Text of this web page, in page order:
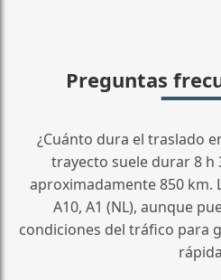
Preguntas
¿Cuánto dura el traslado
trayecto suele durar 8
aproximadamente 850 km.
A10, A1 (NL), aunque
condiciones del tráfico para